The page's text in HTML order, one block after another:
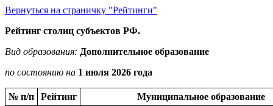
Вернуться на страничку "Рейтинги"
Рейтинг столиц субъектов РФ.
Вид образования: Дополнительное образование
по состоянию на 1 июля 2026 года
№ п/п Рейтинг
Муниципальное образование